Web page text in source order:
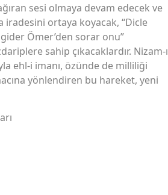
sesi olmaya devam edecek ve
iradesini ortaya koyacak, “Dicle
Ömer’den sorar onu”
sahip çıkacaklardır. Nizam-ı
ehl-i imanı, özünde de milliliği
yönlendiren bu hareket, yeni